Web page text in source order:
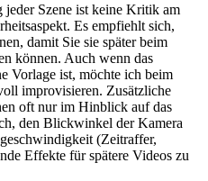
Szene ist keine Kritik am
Es empfiehlt sich,
damit Sie sie später beim
können. Auch wenn das
Vorlage ist, möchte ich beim
improvisieren. Zusätzliche
oft nur im Hinblick auf das
den Blickwinkel der Kamera
(Zeitraffer,
Effekte für spätere Videos zu